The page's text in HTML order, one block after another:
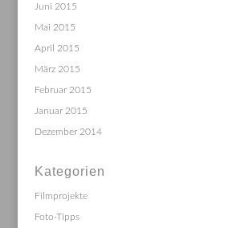
Juni 2015
Mai 2015
April 2015
März 2015
Februar 2015
Januar 2015
Dezember 2014
Kategorien
Filmprojekte
Foto-Tipps